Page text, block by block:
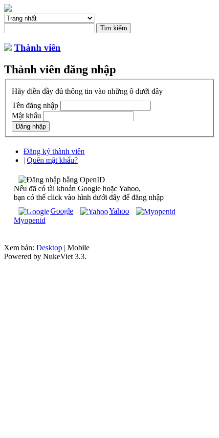
Thành viên
Thành viên đăng nhập
Hãy điền đầy đủ thông tin vào những ô dưới đây
Tên đăng nhập
Mật khẩu
Đăng ký thành viên
| Quên mật khẩu?
Nếu đã có tài khoản Google hoặc Yahoo,
bạn có thể click vào hình dưới đây để đăng nhập
Google
Yahoo
Myopenid
Xem bản: Desktop | Mobile
Powered by NukeViet 3.3.